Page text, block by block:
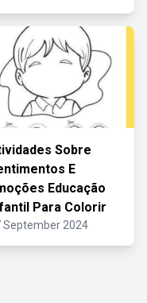
Sobre
E
Educação
Para Colorir
September 2024